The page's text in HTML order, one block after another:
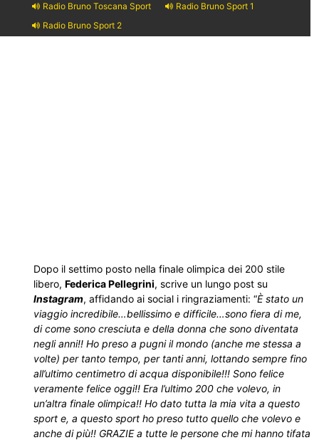
Radio Bruno Toscana Sport
Radio Bruno Sport 1
Radio Bruno Sport 2
Dopo il settimo posto nella finale olimpica dei 200 stile
libero, Federica Pellegrini, scrive un lungo post su
Instagram, affidando ai social i ringraziamenti: “È stato un
viaggio incredibile…bellissimo e difficile…sono fiera di me,
di come sono cresciuta e della donna che sono diventata
negli anni!! Ho preso a pugni il mondo (anche me stessa a
volte) per tanto tempo, per tanti anni, lottando sempre fino
all’ultimo centimetro di acqua disponibile!!! Sono felice
veramente felice oggi!! Era l’ultimo 200 che volevo, in
un’altra finale olimpica!! Ho dato tutta la mia vita a questo
sport e, a questo sport ho preso tutto quello che volevo e
anche di più!! GRAZIE a tutte le persone che mi hanno tifata